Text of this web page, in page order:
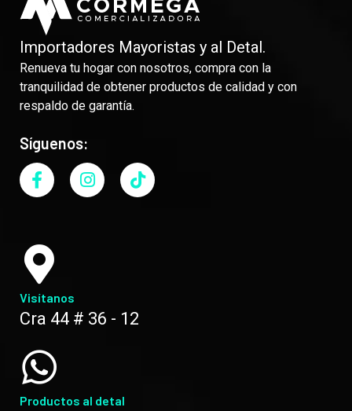
Importadores Mayoristas y al Detal.
Renueva tu hogar con nosotros, compra con la
tranquilidad de obtener productos de calidad y con
respaldo de garantía.
Síguenos:
Visítanos
Cra 44 # 36 - 12
Productos al detal